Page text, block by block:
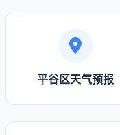
平谷区天气预报